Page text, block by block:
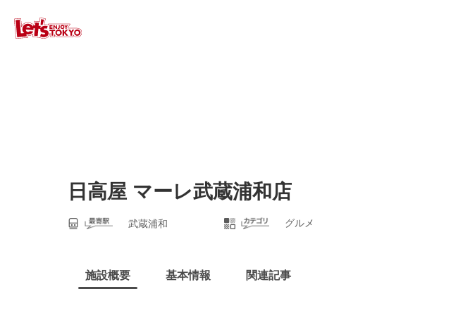
日高屋 マーレ武蔵浦和店
武蔵浦和 グルメ
施設概要 基本情報 関連記事